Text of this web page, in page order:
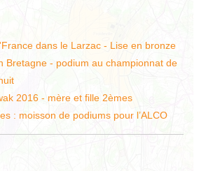
dans le Larzac - Lise en bronze
Bretagne - podium au championnat de
2016 - mère et fille 2èmes
: moisson de podiums pour l’ALCO